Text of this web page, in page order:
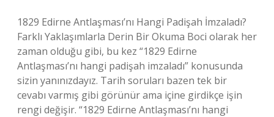
1829 Edirne Antlaşması’nı Hangi Padişah İmzaladı?
Farklı Yaklaşımlarla Derin Bir Okuma Boci olarak her
zaman olduğu gibi, bu kez “1829 Edirne
Antlaşması’nı hangi padişah imzaladı” konusunda
sizin yanınızdayız. Tarih soruları bazen tek bir
cevabı varmış gibi görünür ama içine girdikçe işin
rengi değişir. “1829 Edirne Antlaşması’nı hangi